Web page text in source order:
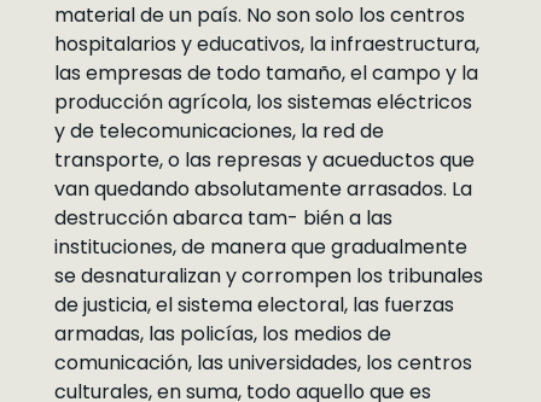
material de un país. No son solo los centros
hospitalarios y educativos, la infraestructura,
las empresas de todo tamaño, el campo y la
producción agrícola, los sistemas eléctricos
y de telecomunicaciones, la red de
transporte, o las represas y acueductos que
van quedando absolutamente arrasados. La
destrucción abarca tam- bién a las
instituciones, de manera que gradualmente
se desnaturalizan y corrompen los tribunales
de justicia, el sistema electoral, las fuerzas
armadas, las policías, los medios de
comunicación, las universidades, los centros
culturales, en suma, todo aquello que es